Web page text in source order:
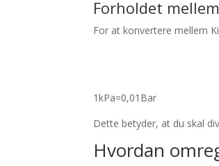
Forholdet
For at konvertere mellem
1kPa=0,01 Bar
Dette betyder, at du skal
Hvordan